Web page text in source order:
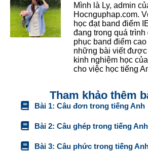
Mình là Ly, admin
Hocnguphap.com.
học đạt band điểm
đang trong quá
phục band điểm
những bài viết
kinh nghiệm học
cho việc học tiếng
Tham khảo thêm
Bài 1: Câu đơn trong tiếng Anh
Bài 2: Câu ghép trong tiếng Anh
Bài 3: Câu phức trong tiếng